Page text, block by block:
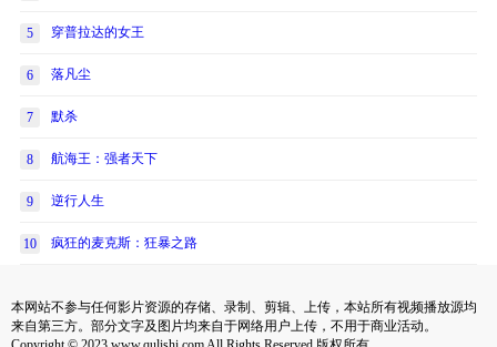
5 穿普拉达的女王
6 落凡尘
7 默杀
8 航海王：强者天下
9 逆行人生
10 疯狂的麦克斯：狂暴之路
本网站不参与任何影片资源的存储、录制、剪辑、上传，本站所有视频播放源均
来自第三方。部分文字及图片均来自于网络用户上传，不用于商业活动。